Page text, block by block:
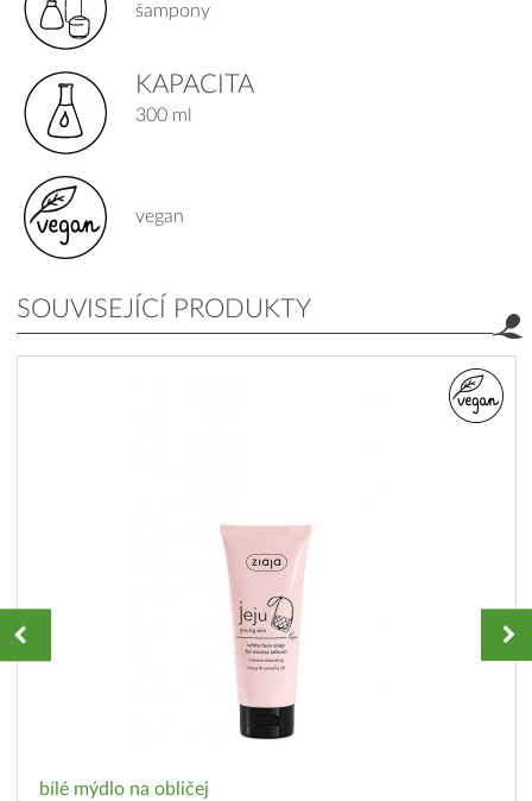
šampony
KAPACITA
300 ml
vegan
SOUVISEJÍCÍ PRODUKTY
bílé mýdlo na obličej